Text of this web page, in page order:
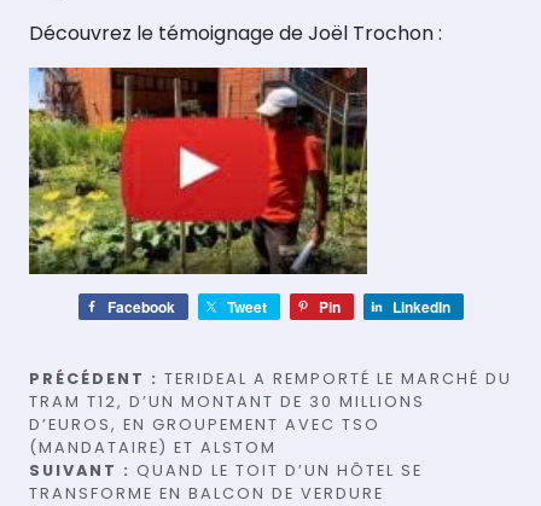
Découvrez le témoignage de Joël Trochon :
Facebook Tweet Pin LinkedIn
Navigation
de
l’article
PRÉCÉDENT : TERIDEAL A REMPORTÉ LE MARCHÉ DU
TRAM T12, D’UN MONTANT DE 30 MILLIONS
D’EUROS, EN GROUPEMENT AVEC TSO
(MANDATAIRE) ET ALSTOM
SUIVANT : QUAND LE TOIT D’UN HÔTEL SE
TRANSFORME EN BALCON DE VERDURE